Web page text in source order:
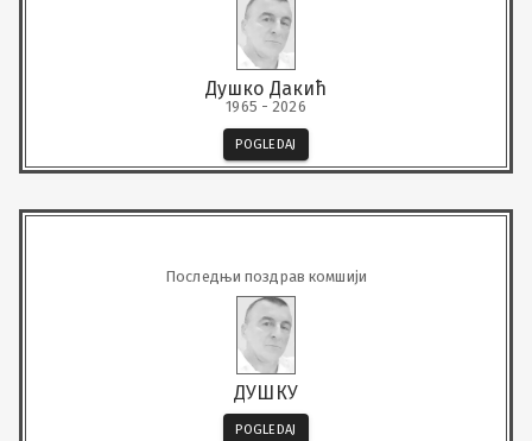
Душко Дакић
1965 - 2026
POGLEDAJ
Последњи поздрав комшији
ДУШКУ
POGLEDAJ